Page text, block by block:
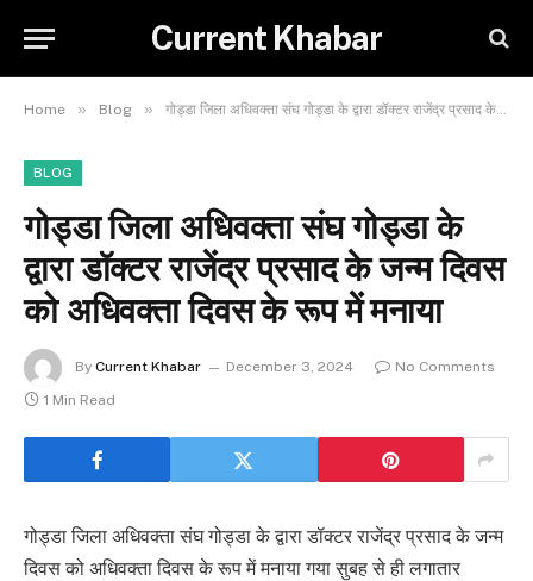
Current Khabar
Home » Blog » गोड्डा जिला अधिवक्ता संघ गोड्डा के द्वारा डॉक्टर राजेंद्र प्रसाद के जन्म दिवस को अधिवक्ता दिवस के रूप में मनाया
BLOG
गोड्डा जिला अधिवक्ता संघ गोड्डा के
द्वारा डॉक्टर राजेंद्र प्रसाद के जन्म दिवस
को अधिवक्ता दिवस के रूप में मनाया
By Current Khabar December 3, 2024
No Comments
1 Min Read
गोड्डा जिला अधिवक्ता संघ गोड्डा के द्वारा डॉक्टर राजेंद्र प्रसाद के जन्म
दिवस को अधिवक्ता दिवस के रूप में मनाया गया सुबह से ही लगातार